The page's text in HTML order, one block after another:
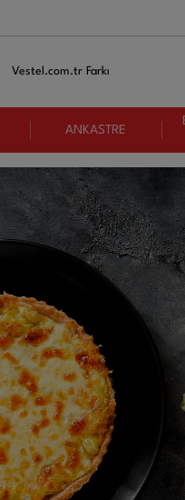
Vestel.com.tr Farkı
ANKASTRE